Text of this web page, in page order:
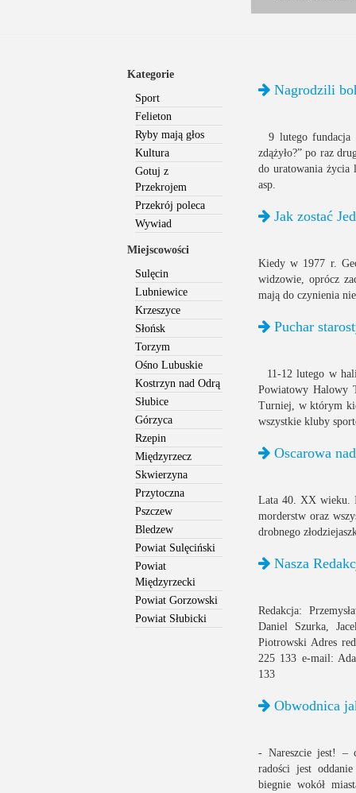
Kategorie
Sport
Felieton
Ryby mają głos
Kultura
Gotuj z
Przekrojem
Przekrój poleca
Wywiad
Miejscowości
Sulęcin
Lubniewice
Krzeszyce
Słońsk
Torzym
Ośno Lubuskie
Kostrzyn nad Odrą
Słubice
Górzyca
Rzepin
Międzyrzecz
Skwierzyna
Przytoczna
Pszczew
Bledzew
Powiat Sulęciński
Powiat
Międzyrzecki
Powiat Gorzowski
Powiat Słubicki
Nagrodzili
9 lutego fundacja
zdążyło?” po raz
do uratowania życia
asp.
Jak zostać
Kiedy w 1977 r.
widzowie, oprócz
mają do czynienia
Puchar
11-12 lutego w
Powiatowy Halowy
Turniej, w którym
wszystkie kluby
Oscarowa
Lata 40. XX wieku.
morderstw oraz
drobnego
Nasza
Redakcja:
Daniel Szurka,
Piotrowski Adres
225 133 e-mail:
133
Obwodnica
- Nareszcie jest! –
radości jest
biegnie wokół